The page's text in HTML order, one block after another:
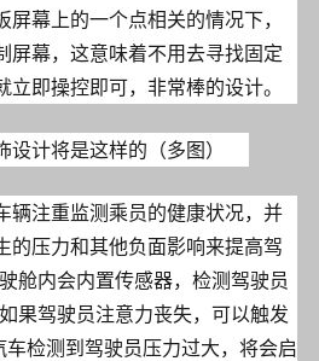
幕上的一个点相关的情况下，
屏幕，这意味着不用去寻找固定
即操控即可，非常棒的设计。
辆注重监测乘员的健康状况，并
的压力和其他负面影响来提高驾
舱内会内置传感器，检测驾驶员
果驾驶员注意力丧失，可以触发
车检测到驾驶员压力过大，将会启